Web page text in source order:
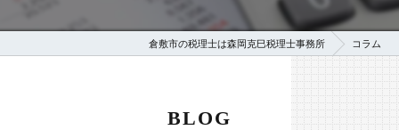
倉敷市の税理士は森岡克巳税理士事務所 コラム
BLOG